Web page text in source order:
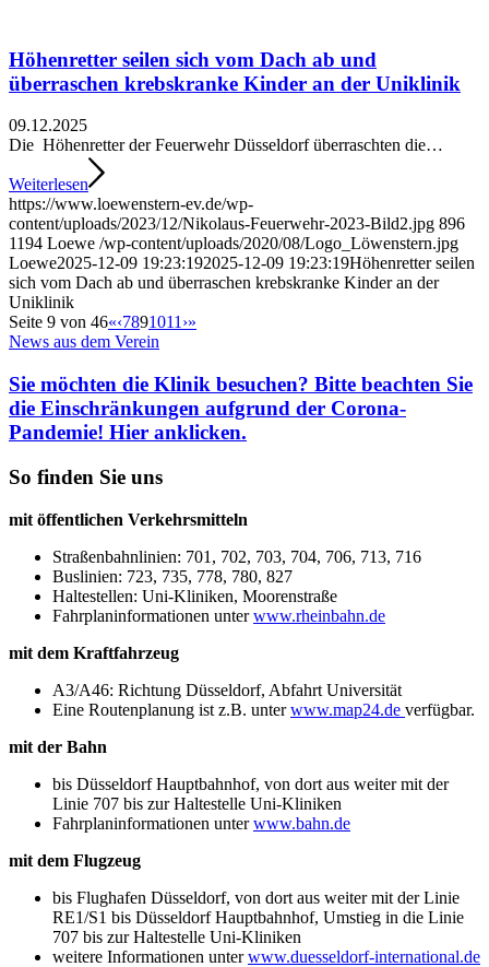
Höhenretter seilen sich vom Dach ab und
überraschen krebskranke Kinder an der Uniklinik
09.12.2025
Die Höhenretter der Feuerwehr Düsseldorf überraschten die…
Weiterlesen
https://www.loewenstern-ev.de/wp-
content/uploads/2023/12/Nikolaus-Feuerwehr-2023-Bild2.jpg 896
1194 Loewe /wp-content/uploads/2020/08/Logo_Löwenstern.jpg
Loewe2025-12-09 19:23:192025-12-09 19:23:19Höhenretter seilen
sich vom Dach ab und überraschen krebskranke Kinder an der
Uniklinik
Seite 9 von 46«‹7891011 ›»
News aus dem Verein
Sie möchten die Klinik besuchen? Bitte beachten Sie
die Einschränkungen aufgrund der Corona-
Pandemie! Hier anklicken.
So finden Sie uns
mit öffentlichen Verkehrsmitteln
Straßenbahnlinien: 701, 702, 703, 704, 706, 713, 716
Buslinien: 723, 735, 778, 780, 827
Haltestellen: Uni-Kliniken, Moorenstraße
Fahrplaninformationen unterwww.rheinbahn.de
mit dem Kraftfahrzeug
A3/A46: Richtung Düsseldorf, Abfahrt Universität
Eine Routenplanung ist z.B. unterwww.map24.de verfügbar.
mit der Bahn
bis Düsseldorf Hauptbahnhof, von dort aus weiter mit der
Linie 707 bis zur Haltestelle Uni-Kliniken
Fahrplaninformationen unterwww.bahn.de
mit dem Flugzeug
bis Flughafen Düsseldorf, von dort aus weiter mit der Linie
RE1/S1 bis Düsseldorf Hauptbahnhof, Umstieg in die Linie
707 bis zur Haltestelle Uni-Kliniken
weitere Informationen unterwww.duesseldorf-international.de